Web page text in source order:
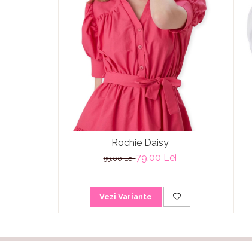
Rochie Daisy
99,00 Lei79,00 Lei
Vezi Variante